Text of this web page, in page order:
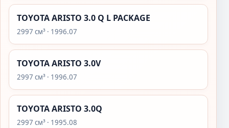
TOYOTA ARISTO 3.0 Q L PACKAGE
2997 см³ · 1996.07
TOYOTA ARISTO 3.0V
2997 см³ · 1996.07
TOYOTA ARISTO 3.0Q
2997 см³ · 1995.08